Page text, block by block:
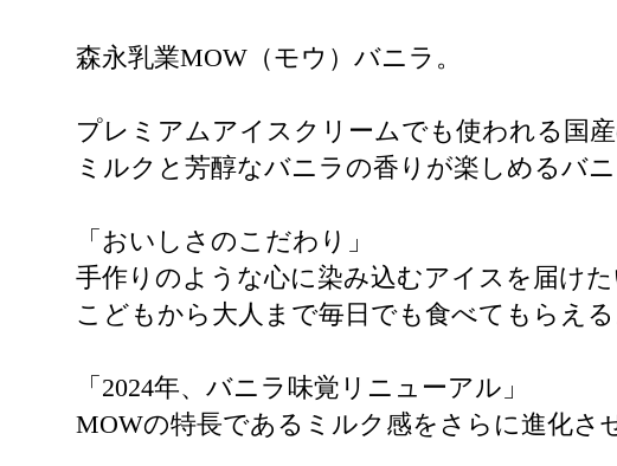
森永乳業MOW（モウ）バニラ。
プレミアムアイスクリームでも使われる国
ミルクと芳醇なバニラの香りが楽しめるバニ
「おいしさのこだわり」
手作りのような心に染み込むアイスを届け
こどもから大人まで毎日でも食べてもらえ
「2024年、バニラ味覚リニューアル」
MOWの特長であるミルク感をさらに進化さ